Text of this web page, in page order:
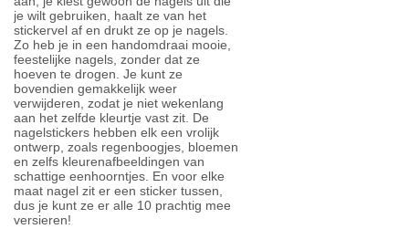
je wilt gebruiken, haalt ze van het
stickervel af en drukt ze op je nagels.
Zo heb je in een handomdraai mooie,
feestelijke nagels, zonder dat ze
hoeven te drogen. Je kunt ze
bovendien gemakkelijk weer
verwijderen, zodat je niet wekenlang
aan het zelfde kleurtje vast zit. De
nagelstickers hebben elk een vrolijk
ontwerp, zoals regenboogjes, bloemen
en zelfs kleurenafbeeldingen van
schattige eenhoorntjes. En voor elke
maat nagel zit er een sticker tussen,
dus je kunt ze er alle 10 prachtig mee
versieren!